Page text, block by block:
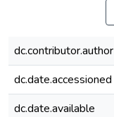
dc.contributor.author
dc.date.accessioned
dc.date.available